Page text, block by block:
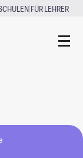
|FÜR LEHRER